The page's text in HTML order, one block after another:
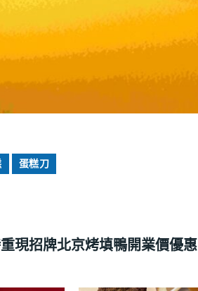
蛋糕刀
現招牌北京烤填鴨開業價優惠